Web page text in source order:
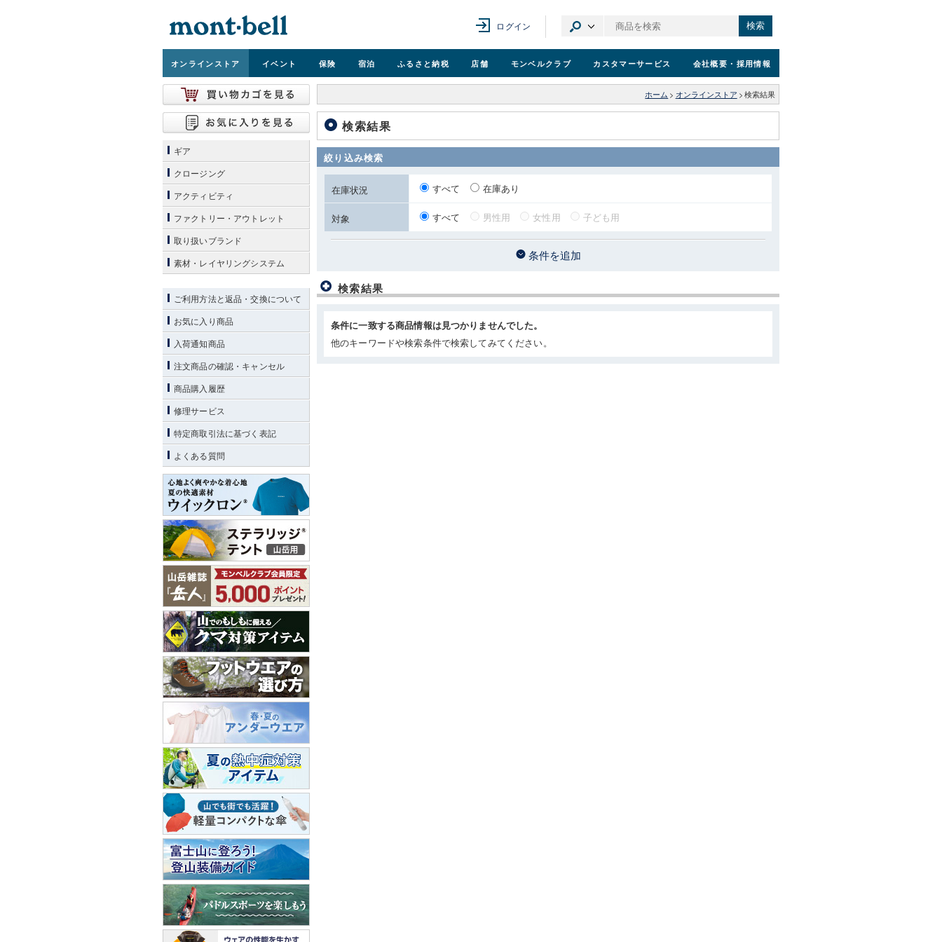
ログイン 検索
オンラインストア イベント 保険 宿泊 ふるさと納税 店舗 モンベルクラブ カスタマーサービス 会社概要 ・採用情報
ホーム > オンラインストア > 検索結果
検索結果
絞り込み検索
在庫状況 すべて 在庫あり
対象 すべて 男性用 女性用 子ども用
条件を追加
検索結果
条件に一致する商品情報は見つかりませんでした。
他のキーワードや検索条件で検索してみてください。
ギア
クロージング
アクティビティ
ファクトリー・アウトレット
取り扱いブランド
素材・レイヤリングシステム
ご利用方法と返品・交換について
お気に入り商品
入荷通知商品
注文商品の確認・キャンセル
商品購入履歴
修理サービス
特定商取引法に基づく表記
よくある質問